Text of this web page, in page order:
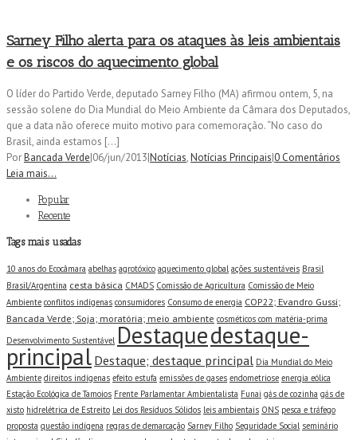
Sarney Filho alerta para os ataques às leis ambientais
e os riscos do aquecimento global
O líder do Partido Verde, deputado Sarney Filho (MA) afirmou ontem, 5, na
sessão solene do Dia Mundial do Meio Ambiente da Câmara dos Deputados,
que a data não oferece muito motivo para comemoração. “No caso do
Brasil, ainda estamos […]
PorBancada Verde|06/jun/2013|Notícias,Notícias Principais|0 Comentários
Leia mais...
Popular
Recente
Tags mais usadas
10 anos do Ecocâmara abelhas agrotóxico aquecimento global ações sustentáveis Brasil
Brasil/Argentina cesta básica CMADS Comissão de Agricultura Comissão de Meio
Ambiente conflitos indígenas consumidores Consumo de energia COP22; Evandro Gussi;
Bancada Verde; Soja; moratória; meio ambiente cosméticos com matéria-prima
Desenvolvimento Sustentável Destaquedestaque-
principalDestaque; destaque principal Dia Mundial do Meio
Ambiente direitos indígenas efeito estufa emissões de gases endometriose energia eólica
Estação Ecológica de Tamoios Frente Parlamentar Ambientalista Funai gás de cozinha gás de
xisto hidrelétrica de Estreito Lei dos Resíduos Sólidos leis ambientais ONS pesca e tráfego
proposta questão indígena regras de demarcação Sarney Filho Seguridade Social seminário